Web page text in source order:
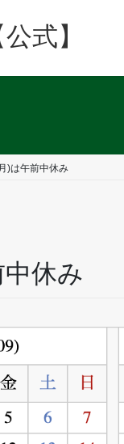
式】
)は午前中休み
休み